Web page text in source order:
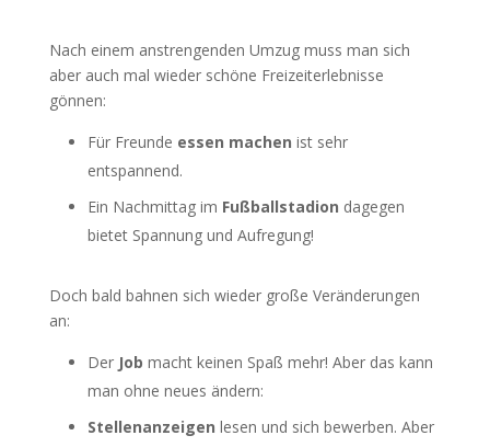
Nach einem anstrengenden Umzug muss man sich
aber auch mal wieder schöne Freizeiterlebnisse
gönnen:
Für Freunde essen machen ist sehr
entspannend.
Ein Nachmittag im Fußballstadion dagegen
bietet Spannung und Aufregung!
Doch bald bahnen sich wieder große Veränderungen
an:
Der Job macht keinen Spaß mehr! Aber das kann
man ohne neues ändern:
Stellenanzeigen lesen und sich bewerben. Aber